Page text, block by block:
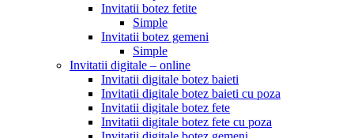
Invitatii botez fetite
Simple
Invitatii botez gemeni
Simple
Invitatii digitale – online
Invitatii digitale botez baieti
Invitatii digitale botez baieti cu poza
Invitatii digitale botez fete
Invitatii digitale botez fete cu poza